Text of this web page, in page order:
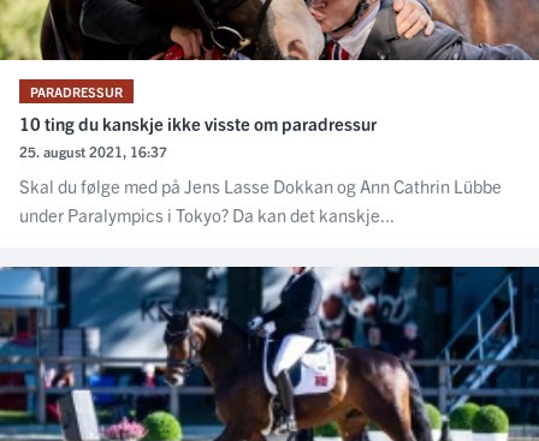
PARADRESSUR
10 ting du kanskje ikke visste om paradressur
25. august 2021, 16:37
Skal du følge med på Jens Lasse Dokkan og Ann Cathrin Lübbe
under Paralympics i Tokyo? Da kan det kanskje...